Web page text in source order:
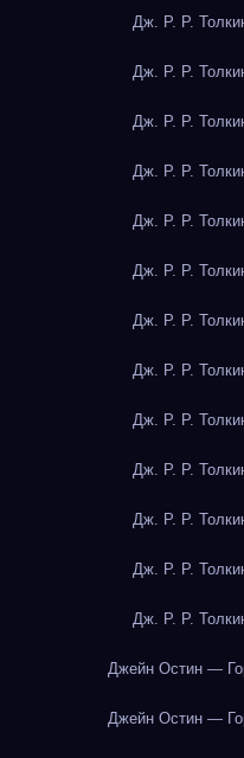
Дж. Р. Р.
Дж. Р. Р.
Дж. Р. Р.
Дж. Р. Р.
Дж. Р. Р.
Дж. Р. Р.
Дж. Р. Р.
Дж. Р. Р.
Дж. Р. Р.
Дж. Р. Р.
Дж. Р. Р.
Дж. Р. Р.
Дж. Р. Р.
Джейн Остин —
Джейн Остин —